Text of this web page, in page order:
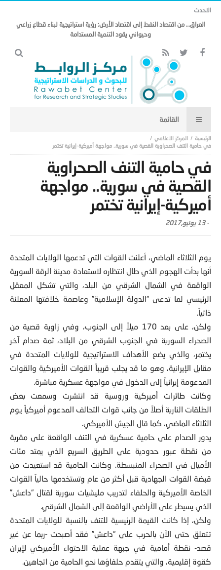
الاحدث
العراق… من اقتصاد النفط إلى اقتصاد الأرض: رؤية استراتيجية لبناء قطاع زراعي
وحيواني يقود التنمية المستدامة
المركز الاعلامي
في حامية التنف الصحراوية القصية في سورية.. مواجهة أميركية-إيرانية تختمر
في حامية التنف الصحراوية
القصية في سورية.. مواجهة
أميركية-إيرانية تختمر
-13 يونيو,2017
يوم الثلاثاء الماضي، أعلنت القوات التي تدعمها الولايات المتحدة
أنها بدأت الهجوم الذي طال انتظاره لاستعادة مدينة الرقة السورية
الواقعة في الشمال الشرقي من البلد، والتي تشكل المعقل
الرئيسي لما تدعى “الدولة الإسلامية” وعاصمة خلافتها المعلنة
ذاتياً.
ولكن، على بعد 170 ميلاً إلى الجنوب، وفي زاوية قصية من
الصحراء السورية في الجنوب الشرقي من البلاد، ثمة صدام آخر
يختمر، والذي يضع الأهداف الاستراتيجية للولايات المتحدة في
مقابل الإيرانية، وهو ما قد يجلب قريباً القوات الأميركية والقوات
المدعومة إيرانياً إلى الدخول في مواجهة عسكرية مباشرة.
وكانت طائرات أميركية وروسية قد انتشرت وسمعت بعض
الطلقات النارية أصلاً من جانب قوات التحالف المدعوم أميركياً يوم
الثلاثاء الماضي، كما قال الجيش الأميركي.
يدور الصدام على حامية عسكرية في التنف الواقعة على مقربة
من نقطة عبور حدودية على الطريق السريع الذي يمتد مئات
الأميال في الصحراء المنبسطة. وكانت الحامية قد استعيدت من
قبضة القوات الجهادية قبل أكثر من عام وتستخدمها حالياً القوات
الخاصة الأميركية والحلفاء لتدريب مليشيات سورية لقتال “داعش”
الذي يسيطر على الأراضي الواقعة إلى الشمال الشرقي.
ولكن، إذا كانت القيمة الرئيسية للتنف بالنسبة للولايات المتحدة
تتعلق حتى الآن بالحرب على “داعش” فقد أصبحت -ربما عن غير
قصد- نقطة أمامية في جبهة عملية الاحتواء الأميركي لإيران
كقوة إقليمية، والتي يتقدم حلفاؤها نحو الحامية من اتجاهين.